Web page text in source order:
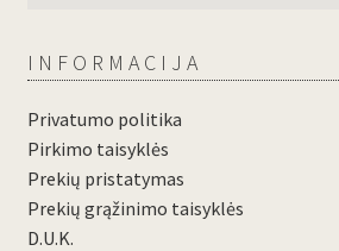
INFORMACIJA
Privatumo politika
Pirkimo taisyklės
Prekių pristatymas
Prekių grąžinimo taisyklės
D.U.K.